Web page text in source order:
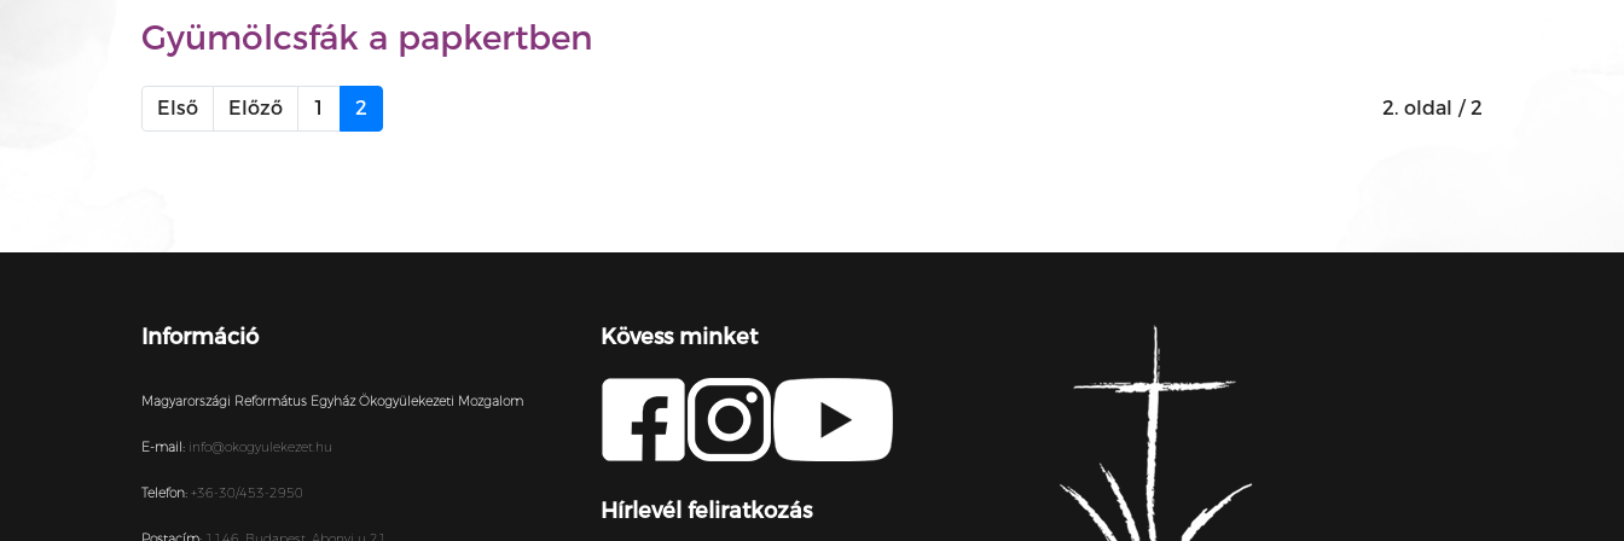
Gyümölcsfák a papkertben
Első Előző 1 2 2. oldal / 2
Információ
Magyarországi Református Egyház Ökogyülekezeti Mozgalom
E-mail: info@okogyulekezet.hu
Telefon: +36-30/453-2950
Kövess minket
Hírlevél feliratkozás